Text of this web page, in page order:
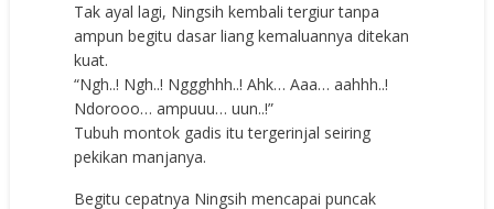
Tak ayal lagi, Ningsih kembali tergiur tanpa
ampun begitu dasar liang kemaluannya ditekan
kuat.
“Ngh..! Ngh..! Nggghhh..! Ahk… Aaa… aahhh..!
Ndorooo… ampuuu… uun..!”
Tubuh montok gadis itu tergerinjal seiring
pekikan manjanya.
Begitu cepatnya Ningsih mencapai puncak